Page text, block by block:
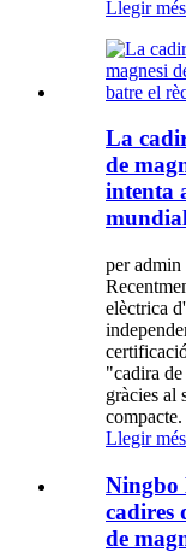
Llegir més
La
de
intenta
per
elèctrica
"cadira
gràcies al
Llegir més
Ningbo
cadires
de